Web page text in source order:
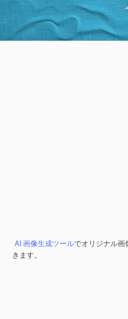
AI 画像生成ツールでオリジナル画
きます。